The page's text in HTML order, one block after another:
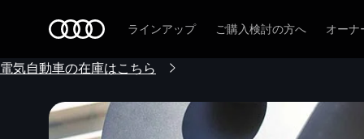
ラインアップ ご購入検討の方へ オーナ
電気自動車の在庫はこちら